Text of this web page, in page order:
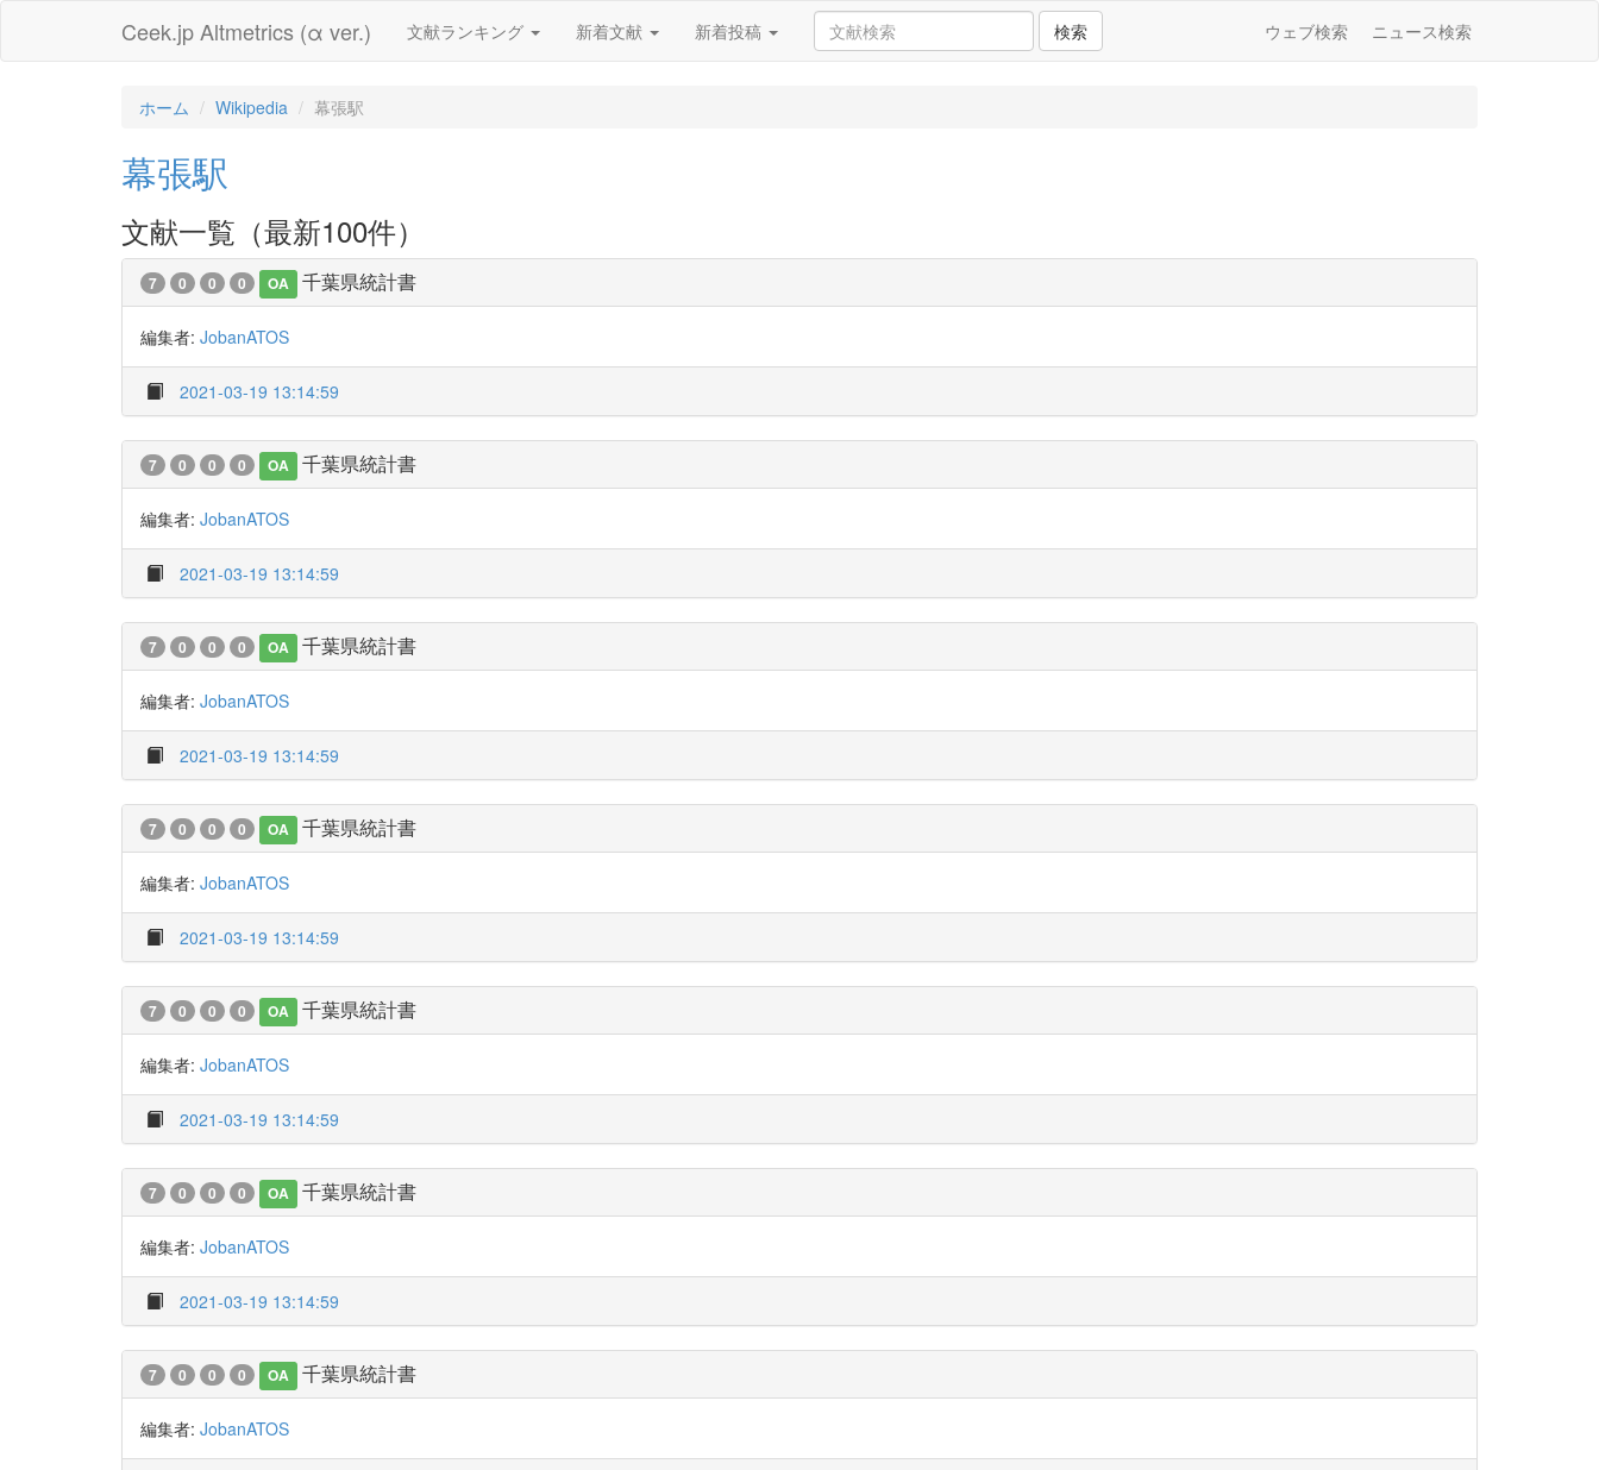
Ceek.jp Altmetrics (α ver.) 文献ランキング 新着文献 新着投稿 検索 ウェブ検索 ニュース検索
ホーム Wikipedia 幕張駅
幕張駅
文献一覧（最新100件）
7 0 0 0 OA 千葉県統計書
編集者: JobanATOS
2021-03-19 13:14:59
7 0 0 0 OA 千葉県統計書
編集者: JobanATOS
2021-03-19 13:14:59
7 0 0 0 OA 千葉県統計書
編集者: JobanATOS
2021-03-19 13:14:59
7 0 0 0 OA 千葉県統計書
編集者: JobanATOS
2021-03-19 13:14:59
7 0 0 0 OA 千葉県統計書
編集者: JobanATOS
2021-03-19 13:14:59
7 0 0 0 OA 千葉県統計書
編集者: JobanATOS
2021-03-19 13:14:59
7 0 0 0 OA 千葉県統計書
編集者: JobanATOS